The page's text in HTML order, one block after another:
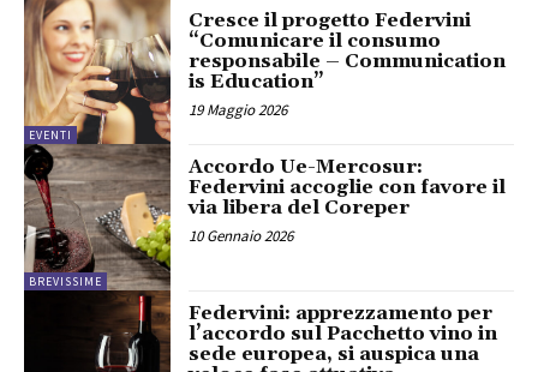
EVENTI
Cresce il progetto Federvini
“Comunicare il consumo
responsabile – Communication
is Education”
19 Maggio 2026
BREVISSIME
Accordo Ue-Mercosur:
Federvini accoglie con favore il
via libera del Coreper
10 Gennaio 2026
Federvini: apprezzamento per
l’accordo sul Pacchetto vino in
sede europea, si auspica una